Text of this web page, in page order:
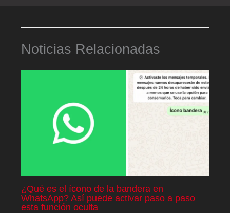
Noticias Relacionadas
¿Qué es el ícono de la bandera en
WhatsApp? Así puede activar paso a paso
esta función oculta